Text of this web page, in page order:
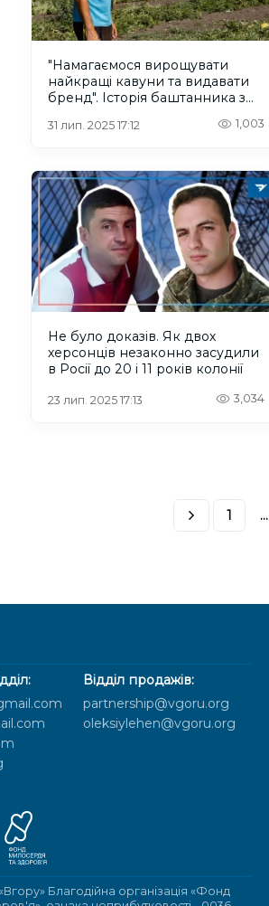
"Намагаємося вирощувати
найкращі кавуни та видавати
бренд". Історія баштанника з
31 лип. 2025 17:12 1,003
Не було доказів. Як двох
херсонців незаконно засудили
в Росії до 20 і 11 років колонії
23 лип. 2025 17:13 3,034
1 ...
Відділ продажів:
partnership@vgoru.org
oleksiylehen@vgoru.org
Благодійна організація «Фонд